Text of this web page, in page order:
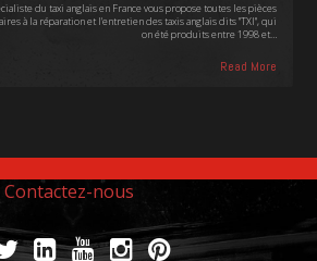
du taxi anglais en France vous propose toutes les pièces
à la réparation et l'entretien des taxis anglais dits "TXI", qui
on été produits entre 1998 et…
Read More
Contactez-nous